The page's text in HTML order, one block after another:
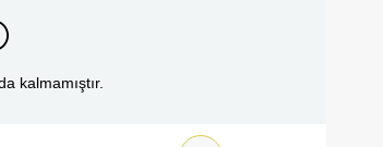
kalmamıştır.